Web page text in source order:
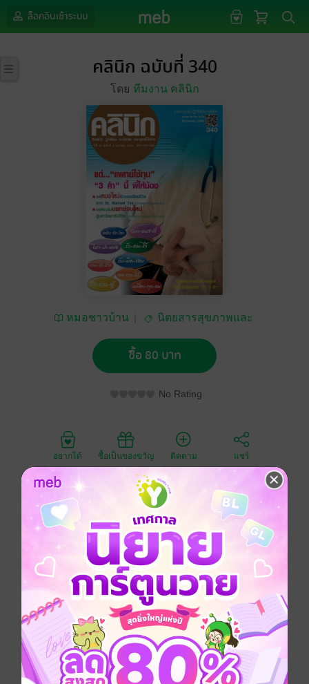
ล็อกอินเข้าระบบ
คลินิก ฉบับที่ 340
โดย ทีมงาน คลินิก
หมอชาวบ้าน
นิตยสารสุขภาพและ
ซื้อ 80 บาท
No Rating
อยากได้ ซื้อเป็นของขวัญ ติดตาม แชร์
วารสารคลินิกเป็นหนึ่งในโครงการเผยแพร่ความรู้ผ่านสื่อ
สิ่งพิมพ์ของมูลนิธิหมอชาวบ้าน ที่ประมวลความรู้ทางเวช
ปฏิบัติและการใช้ยา เพื่อเป็นสื่อกลางระหว่างผู้เชี่ยวชาญ
กับผู้ประกอบการเวชปฏิบัติทุกสาขา โดยเน้นความรู้ที่ถูก
ต้อง ทันสมัย และรูปแบบการนำเสนอที่สั้นอ่านง่าย
สอดคล้องกับภาคปฏิบัติและประยุกต์ใช้ง่าย
ประเภทไฟล์ pdf
วันที่วางขาย 01 สิงหาคม 2556
ความยาว 86 หน้า